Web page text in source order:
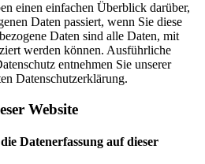
einen einfachen Überblick darüber,
Daten passiert, wenn Sie diese
Daten sind alle Daten, mit
werden können. Ausführliche
entnehmen Sie unserer
Datenschutzerklärung.
Website
Datenerfassung auf dieser